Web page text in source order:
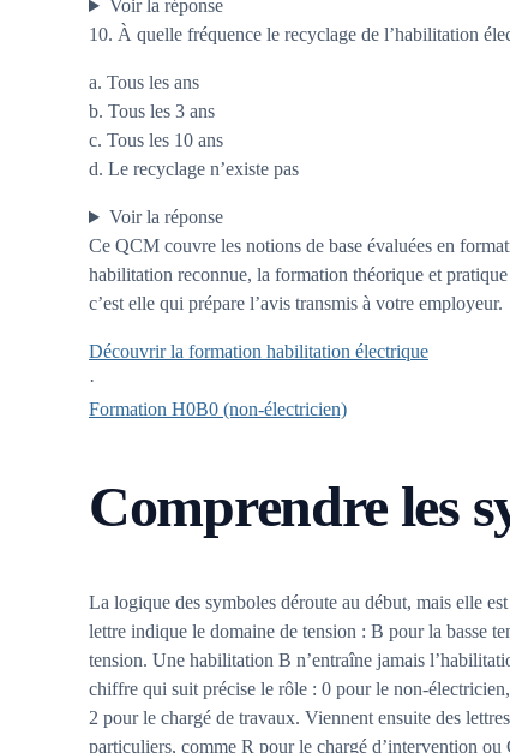
Voir la réponse
10. À quelle fréquence le recyclage de l’habilitation
a. Tous les ans
b. Tous les 3 ans
c. Tous les 10 ans
d. Le recyclage n’existe pas
Voir la réponse
Ce QCM couvre les notions de base évaluées en
habilitation reconnue, la formation théorique et pratique
c’est elle qui prépare l’avis transmis à votre employeur.
Découvrir la formation habilitation électrique
·
Formation H0B0 (non-électricien)
Comprendre les
La logique des symboles déroute au début, mais elle
lettre indique le domaine de tension : B pour la basse
tension. Une habilitation B n’entraîne jamais
chiffre qui suit précise le rôle : 0 pour le non-
2 pour le chargé de travaux. Viennent ensuite des
particuliers, comme R pour le chargé d’intervention ou